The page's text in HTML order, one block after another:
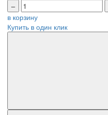
–
в корзину
Купить в один клик